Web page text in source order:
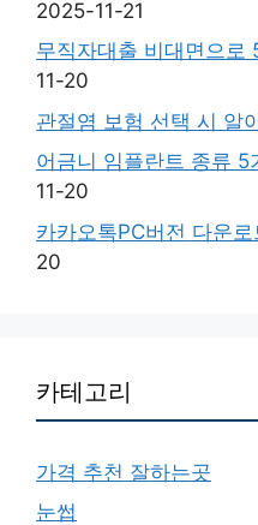
2025-11-21
무직자대출 비대면으로
11-20
관절염 보험 선택 시 알
어금니 임플란트 종류 5
11-20
카카오톡PC버전 다운
20
카테고리
가격 추천 잘하는곳
눈썹